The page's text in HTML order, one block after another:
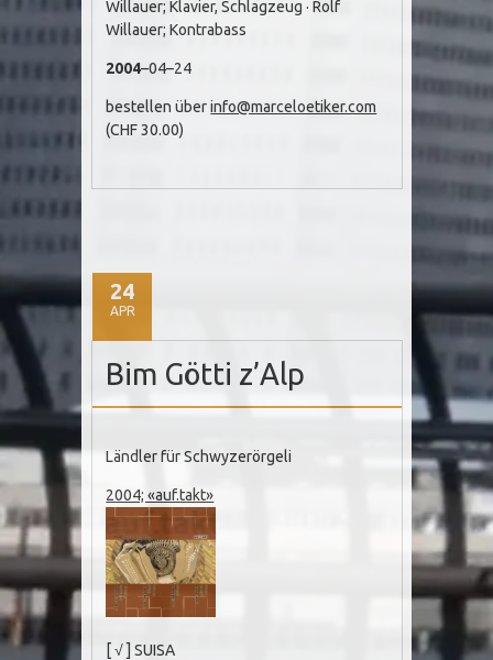
Willauer; Klavier, Schlagzeug · Rolf
Willauer; Kontrabass
2004–04–24
bestellen überinfo@marceloetiker.com
(CHF 30.00)
24
APR
Bim Götti z’Alp
Ländler für Schwyzerörgeli
2004; «auf.takt»
[ √ ] SUISA